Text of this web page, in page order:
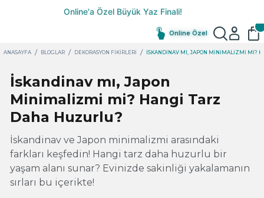
Online Özel
ANASAYFA BLOGLAR DEKORASYON FIKIRLERI İSKANDINAV MI, JAPON MINIMALIZMI MI?
İskandinav mı, Japon
Minimalizmi mi? Hangi Tarz
Daha Huzurlu?
İskandinav ve Japon minimalizmi arasındaki
farkları keşfedin! Hangi tarz daha huzurlu bir
yaşam alanı sunar? Evinizde sakinliği yakalamanın
sırları bu içerikte!